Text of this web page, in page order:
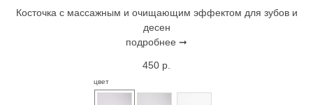
Косточка с массажным и очищающим эффектом для зубов и
десен
подробнее ➞
450 р.
цвет